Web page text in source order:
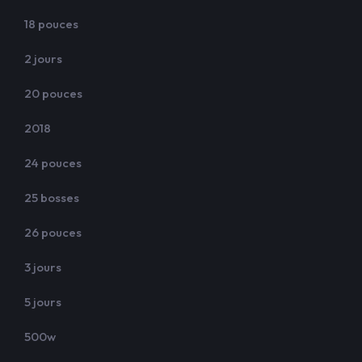
18 pouces
2 jours
20 pouces
2018
24 pouces
25 bosses
26 pouces
3 jours
5 jours
500w